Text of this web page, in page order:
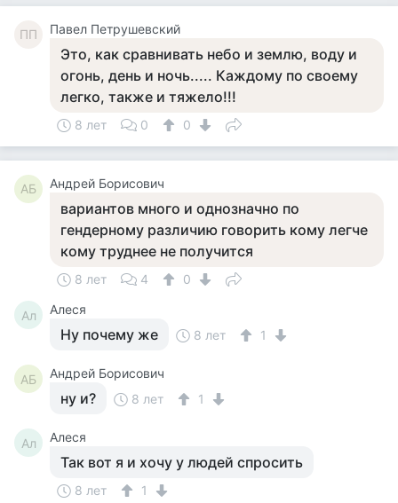
ПП Павел Петрушевский
Это, как сравнивать небо и землю, воду и
огонь, день и ночь..... Каждому по своему
легко, также и тяжело!!!
8 лет 0 0
АБ Андрей Борисович
вариантов много и однозначно по
гендерному различию говорить кому легче
кому труднее не получится
8 лет 4 0
Ал Алеся
Ну почему же 8 лет 1
АБ Андрей Борисович
ну и? 8 лет 1
Ал Алеся
Так вот я и хочу у людей спросить
8 лет 1